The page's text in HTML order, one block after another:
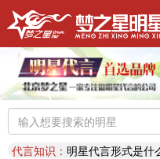
明星代言：找明星代言基本流
推荐阅读：2026年明星肖像
推荐阅读：2026年如何找明星代
明星代言：2026年诚招各地
推荐阅读：找明星代言哪个渠
代言知识： 明星代言形式是什